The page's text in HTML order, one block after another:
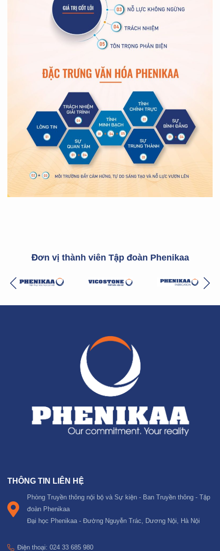
Đơn vị thành viên Tập đoàn Phenikaa
THÔNG TIN LIÊN HỆ
Phòng Truyền thông nội bộ và Sự kiện - Ban Truyền thông - Tập
đoàn Phenikaa
Đại học Phenikaa - Đường Nguyễn Trác, Dương Nội, Hà Nội
Điện thoại: 024 33 685 980